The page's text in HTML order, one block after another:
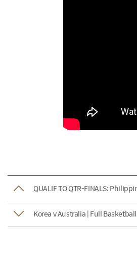
QUALIF TO QTR-FINALS:
Korea v Australia | Full